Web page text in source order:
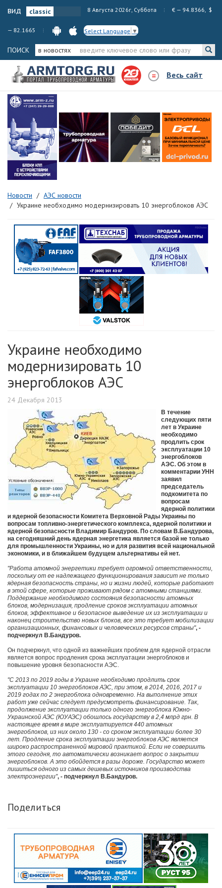
вид 8 Августа 2026г, Суббота € — 94.8366, $
— 82.1665 Select Language ▼
ПОИСК в новостях
Весь сайт
Новости
АЭС новости
Украине необходимо модернизировать 10 энергоблоков АЭС
Украине необходимо
модернизировать 10
энергоблоков АЭС
24 Декабря 2013
В течение
следующих пяти
лет в Украине
необходимо
продлить срок
эксплуатации 10
энергоблоков
АЭС. Об этом в
комментарии УНН
заявил
председатель
подкомитета по
вопросам
ядерной политики
и ядерной безопасности Комитета Верховной Рады Украины по
вопросам топливно-энергетического комплекса, ядерной политики и
ядерной безопасности Владимир Бандуров. По словам В.Бандурова,
на сегодняшний день ядерная энергетика является базой не только
для промышленности Украины, но и для развития всей национальной
экономики, и в ближайшем будущем альтернативы ей нет.
"Работа атомной энергетики требует огромной ответственности,
поскольку от ее надлежащего функционирования зависит не только
ядерная безопасность страны, но и жизни людей, которые работают
в этой сфере, которые проживают рядом с атомными станциями.
Поддержание необходимого состояния безопасности атомных
блоков, модернизация, продление сроков эксплуатации атомных
блоков, эффективное и безопасное выведение их из эксплуатации и
наконец строительство новых блоков, все это требует мобилизации
организационных, финансовых и человеческих ресурсов страны", -
подчеркнул В.Бандуров.
Он подчеркнул, что одной из важнейших проблем для ядерной отрасли
является вопрос продления срока эксплуатации энергоблоков и
повышение уровня безопасности АЭС.
"С 2013 по 2019 годы в Украине необходимо продлить срок
эксплуатации 10 энергоблоков АЭС, при этом, в 2014, 2016, 2017 и
2019 годах по 2 энергоблока одновременно. На выполнение этих
работ уже сейчас следует предусмотреть финансирование. Так,
продолжение эксплуатации только одного энергоблока Южно-
Украинской АЭС (ЮУАЭС) обошлось государству в 2,4 млрд грн. В
настоящее время в мире эксплуатируется 440 атомных
энергоблоков, из них около 130 - со сроком эксплуатации более 30
лет. Продление срока эксплуатации энергоблоков АЭС является
широко распространенной мировой практикой. Если не совершить
этого сегодня, то автоматически возникает вопрос о закрытии
энергоблоков. А это обойдется в разы дороже. Государство может
лишиться одного из самых дешевых источников производства
электроэнергии", - подчеркнул В.Бандуров.
Поделиться